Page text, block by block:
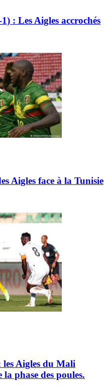
: Les Aigles accrochés
Aigles face à la Tunisie
Aigles du Mali
phase des poules.